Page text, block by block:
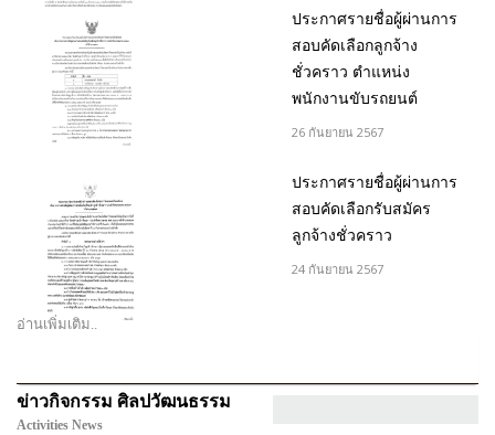
ประกาศรายชื่อผู้ผ่านการ
สอบคัดเลือกลูกจ้าง
ชั่วคราว ตำแหน่ง
พนักงานขับรถยนต์
26 กันยายน 2567
ประกาศรายชื่อผู้ผ่านการ
สอบคัดเลือกรับสมัคร
ลูกจ้างชั่วคราว
24 กันยายน 2567
อ่านเพิ่มเติม..
ข่าวกิจกรรม ศิลปวัฒนธรรม
Activities News